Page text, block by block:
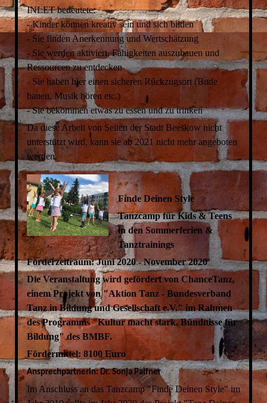
INLET bedeutete:
- Kinder können kreativ sein und sich bilden
- Sie finden Anerkennung und Wertschätzung
- Sie werden aktiviert, Fähigkeiten auszubauen und
Ressourcen zu entdecken
- Sie haben hier einen sicheren Rückzugsort (Bude
bauen, Musik hören etc.)
- Sie bekommen etwas zu essen und zu trinken
Da diese Arbeit von Seiten der Stadt Beeskow nicht
unterstützt wird, kann sie ab 2021 nicht mehr angeboten
werden.
Finde Deinen Style
Tanzcamp für Kids & Teens
in den Sommerferien &
Tanztrainings
Förderzeitraum: Juni 2020 - November 2020
Die Veranstaltung wird gefördert von ChanceTanz,
einem Projekt von "Aktion Tanz - Bundesverband
Tanz in Bildung und Gesellschaft e.V." im Rahmen
des Programms "Kultur macht stark. Bündnisse für
Bildung" des BMBF.
Fördermittel: 8100 Euro
Ansprechpartnerin: Dr. Sonja Palfner
Im Anschluss an das Tanzcamp "Finde Deinen Style" im